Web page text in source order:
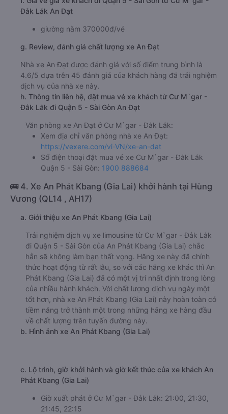
Đắk Lắk An Đạt
giường nằm 370000đ/vé
g. Review, đánh giá chất lượng xe An Đạt
Nhà xe An Đạt được đánh giá với số điểm trung bình là
4.6/5 dựa trên 45 đánh giá của khách hàng đã trải nghiệm
dịch vụ của nhà xe này.
h. Thông tin liên hệ, đặt mua vé xe khách từ Cư M`gar -
Đắk Lắk đi Quận 5 - Sài Gòn An Đạt
Văn phòng xe An Đạt ở Cư M`gar - Đắk Lắk:
Xem địa chỉ văn phòng nhà xe An Đạt:
https://vexere.com/vi-VN/xe-an-dat
Số điện thoại đặt mua vé xe Cư M`gar - Đắk Lắk
Quận 5 - Sài Gòn: 1900 888684
🚌 4. Xe An Phát Kbang (Gia Lai) khởi hành tại Hùng
Vương (QL14 , AH17)
a. Giới thiệu xe An Phát Kbang (Gia Lai)
Trải nghiệm dịch vụ xe limousine từ Cư M`gar - Đắk Lắk
đi Quận 5 - Sài Gòn của An Phát Kbang (Gia Lai) chắc
hẳn sẽ không làm bạn thất vọng. Hãng xe này đã chính
thức hoạt động từ rất lâu, so với các hãng xe khác thì An
Phát Kbang (Gia Lai) đã có một vị trí nhất định trong lòng
của nhiều hành khách. Với chất lượng dịch vụ ngày một
tốt hơn, nhà xe An Phát Kbang (Gia Lai) này hoàn toàn có
tiềm năng trở thành một trong những hãng xe hàng đầu
về chất lượng trên tuyến đường này.
b. Hình ảnh xe An Phát Kbang (Gia Lai)
c. Lộ trình, giờ khởi hành và giờ kết thúc của xe khách An
Phát Kbang (Gia Lai)
Giờ xuất phát ở Cư M`gar - Đắk Lắk: 21:00, 21:30,
21:45, 22:15